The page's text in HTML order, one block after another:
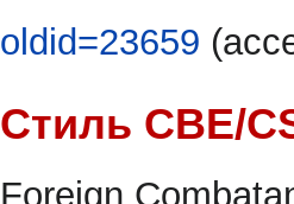
oldid=23659
Стиль CBE/
Foreign